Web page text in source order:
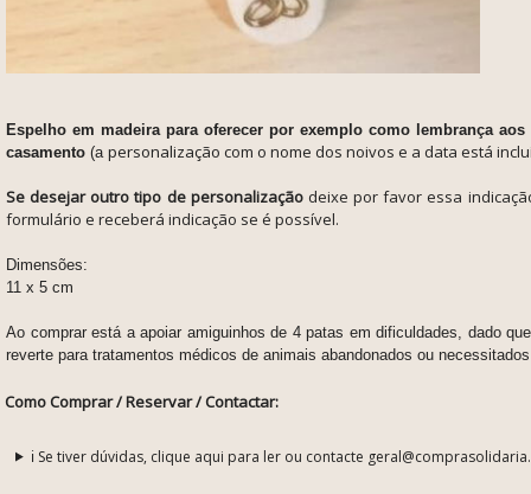
Espelho em madeira para oferecer por exemplo como lembrança
casamento (a personalização com o nome dos noivos e a data está
Se desejar outro tipo de personalização deixe por favor essa
formulário e receberá indicação se é possível.
Dimensões:
11 x 5 cm
Ao comprar está a apoiar amiguinhos de 4 patas em dificuldades, dado
reverte para tratamentos médicos de animais abandonados ou
Como Comprar / Reservar / Contactar:
ℹ️ Se tiver dúvidas, clique aqui para ler ou contacte